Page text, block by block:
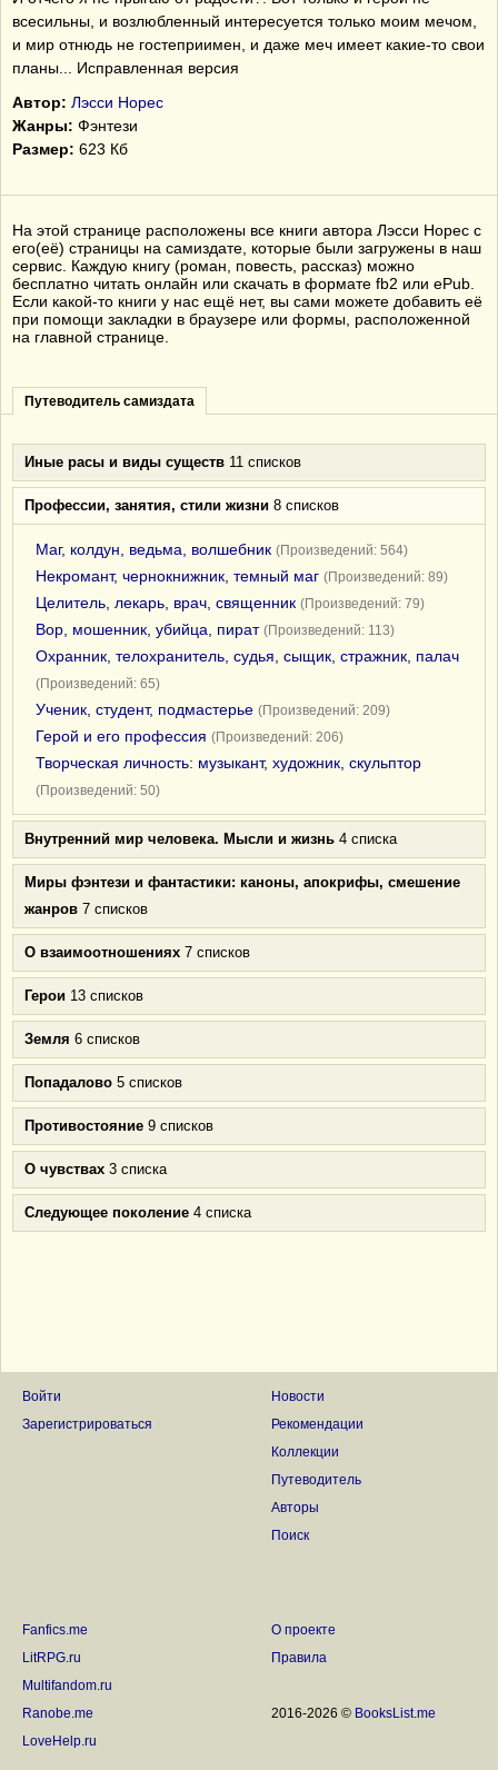
всесильны, и возлюбленный интересуется только моим мечом,
и мир отнюдь не гостеприимен, и даже меч имеет какие-то свои
планы... Исправленная версия
Автор: Лэсси Норес
Жанры: Фэнтези
Размер: 623 Кб
На этой странице расположены все книги автора Лэсси Норес с
его(её) страницы на самиздате, которые были загружены в наш
сервис. Каждую книгу (роман, повесть, рассказ) можно
бесплатно читать онлайн или скачать в формате fb2 или ePub.
Если какой-то книги у нас ещё нет, вы сами можете добавить её
при помощи закладки в браузере или формы, расположенной
на главной странице.
Путеводитель самиздата
Иные расы и виды существ 11 списков
Профессии, занятия, стили жизни 8 списков
Маг, колдун, ведьма, волшебник (Произведений: 564)
Некромант, чернокнижник, темный маг (Произведений: 89)
Целитель, лекарь, врач, священник (Произведений: 79)
Вор, мошенник, убийца, пират (Произведений: 113)
Охранник, телохранитель, судья, сыщик, стражник, палач
(Произведений: 65)
Ученик, студент, подмастерье (Произведений: 209)
Герой и его профессия (Произведений: 206)
Творческая личность: музыкант, художник, скульптор
(Произведений: 50)
Внутренний мир человека. Мысли и жизнь 4 списка
Миры фэнтези и фантастики: каноны, апокрифы, смешение
жанров 7 списков
О взаимоотношениях 7 списков
Герои 13 списков
Земля 6 списков
Попадалово 5 списков
Противостояние 9 списков
О чувствах 3 списка
Следующее поколение 4 списка
Войти
Зарегистрироваться
Новости
Рекомендации
Коллекции
Путеводитель
Авторы
Поиск
Fanfics.me
LitRPG.ru
Multifandom.ru
Ranobe.me
LoveHelp.ru
О проекте
Правила
2016-2026 © BooksList.me